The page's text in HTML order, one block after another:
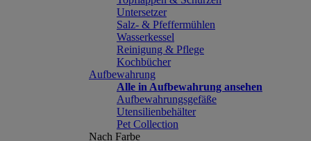
Untersetzer
Salz- & Pfeffermühlen
Wasserkessel
Reinigung & Pflege
Kochbücher
Aufbewahrung
Alle in Aufbewahrung ansehen
Aufbewahrungsgefäße
Utensilienbehälter
Pet Collection
Nach Farbe